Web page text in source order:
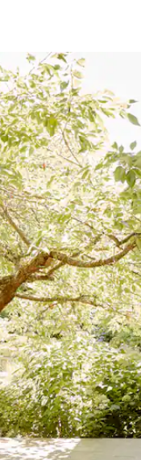
اللمس أو السحب.